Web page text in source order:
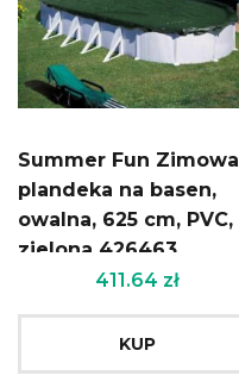
Summer Fun Zimowa
plandeka na basen,
owalna, 625 cm, PVC,
zielona 426463
411.64 zł
KUP